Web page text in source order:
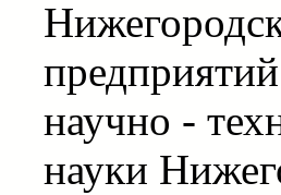
научно -
науки